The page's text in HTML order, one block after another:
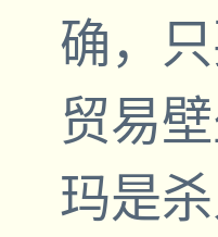
确，
贸易
玛是